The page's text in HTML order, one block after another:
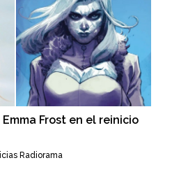
Frost en el reinicio
Radiorama